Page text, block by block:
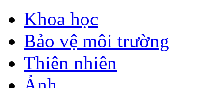
Khoa học
Bảo vệ môi trường
Thiên nhiên